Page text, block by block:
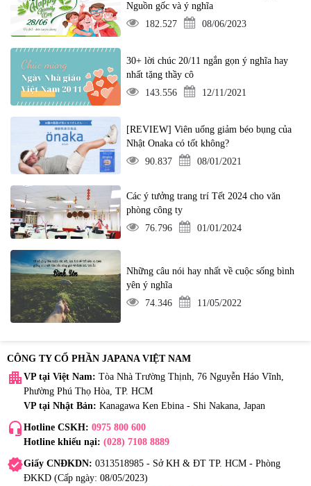
Nguồn gốc và ý nghĩa
182.527
08/06/2023
30+ lời chúc 20/11 ngắn gọn ý nghĩa hay
nhất tặng thầy cô
143.556
12/11/2021
[REVIEW] Viên uống giảm béo bụng của
Nhật Onaka có tốt không?
90.837
08/01/2021
Các ý tưởng trang trí Tết 2024 cho văn
phòng công ty
76.796
01/01/2024
Những câu nói hay nhất về cuộc sống bình
yên ý nghĩa
74.346
11/05/2022
CÔNG TY CỔ PHẦN JAPANA VIỆT NAM
apartment VP tại Việt Nam: Tòa Nhà Trường Thịnh, 76 Nguyễn Háo Vĩnh,
Phường Phú Thọ Hòa, TP. HCM
VP tại Nhật Bản: Kanagawa Ken Ebina - Shi Nakana, Japan
headset_mic Hotline CSKH: 0975 800 600
Hotline khiếu nại: (028) 7108 8889
verifiedGiấy CNĐKDN: 0313518985 - Sở KH & ĐT TP. HCM - Phòng
ĐKKD (Cấp ngày: 08/05/2023)